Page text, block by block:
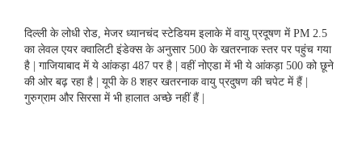
दिल्ली के लोधी रोड, मेजर ध्यानचंद स्टेडियम इलाके में वायु प्रदूषण में PM 2.5
का लेवल एयर क्वालिटी इंडेक्स के अनुसार 500 के खतरनाक स्तर पर पहुंच गया
है | गाजियाबाद में ये आंकड़ा 487 पर है | वहीं नोएडा में भी ये आंकड़ा 500 को छूने
की ओर बढ़ रहा है | यूपी के 8 शहर खतरनाक वायु प्रदुषण की चपेट में हैं |
गुरुग्राम और सिरसा में भी हालात अच्छे नहीं हैं |